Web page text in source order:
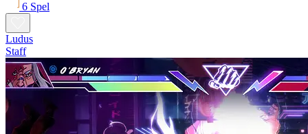
6 Spel
Ludus
Staff